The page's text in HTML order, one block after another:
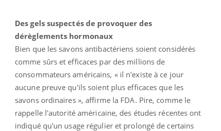
Des gels suspectés de provoquer des
dérèglements hormonaux
Bien que les savons antibactériens soient considérés
comme sûrs et efficaces par des millions de
consommateurs américains, « il n'existe à ce jour
aucune preuve qu'ils soient plus efficaces que les
savons ordinaires », affirme la FDA. Pire, comme le
rappelle l'autorité américaine, des études récentes ont
indiqué qu'un usage régulier et prolongé de certains